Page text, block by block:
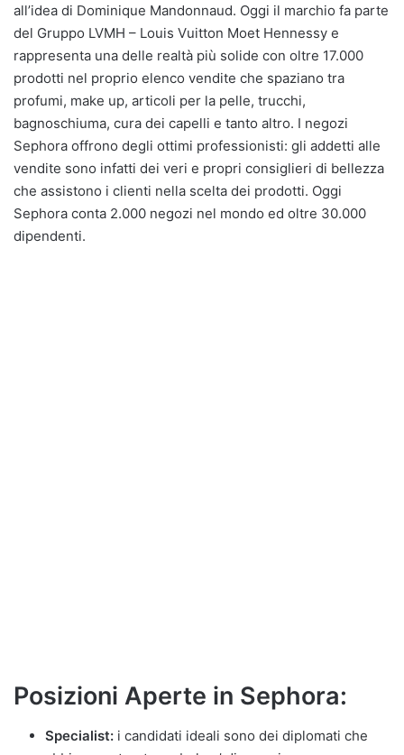
all’idea di Dominique Mandonnaud. Oggi il marchio fa parte
del Gruppo LVMH – Louis Vuitton Moet Hennessy e
rappresenta una delle realtà più solide con oltre 17.000
prodotti nel proprio elenco vendite che spaziano tra
profumi, make up, articoli per la pelle, trucchi,
bagnoschiuma, cura dei capelli e tanto altro. I negozi
Sephora offrono degli ottimi professionisti: gli addetti alle
vendite sono infatti dei veri e propri consiglieri di bellezza
che assistono i clienti nella scelta dei prodotti. Oggi
Sephora conta 2.000 negozi nel mondo ed oltre 30.000
dipendenti.
Posizioni Aperte in Sephora:
Specialist: i candidati ideali sono dei diplomati che